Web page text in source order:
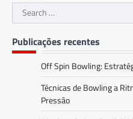
Search
for:
Publicações recentes
Off Spin Bowling:
Técnicas de Bowling a
Pressão